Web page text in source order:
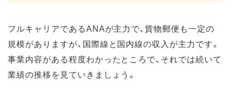
フルキャリアであるANAが主力で、貨物郵便も一定の
規模がありますが、国際線と国内線の収入が主力です。
事業内容がある程度わかったところで、それでは続いて
業績の推移を見ていきましょう。